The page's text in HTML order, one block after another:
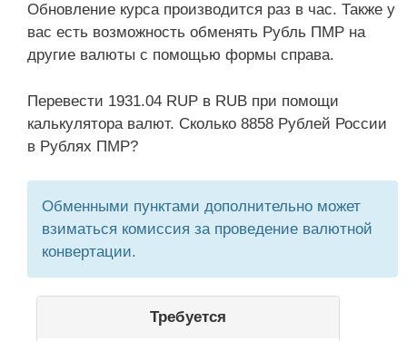
Обновление курса производится раз в час. Также у
вас есть возможность обменять Рубль ПМР на
другие валюты с помощью формы справа.
Перевести 1931.04 RUP в RUB при помощи
калькулятора валют. Сколько 8858 Рублей России
в Рублях ПМР?
Обменными пунктами дополнительно может
взиматься комиссия за проведение валютной
конвертации.
Требуется